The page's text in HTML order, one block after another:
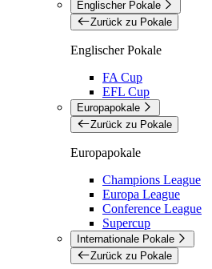
Englischer Pokale
Zurück zu Pokale
Englischer Pokale
FA Cup
EFL Cup
Europapokale
Zurück zu Pokale
Europapokale
Champions League
Europa League
Conference League
Supercup
Internationale Pokale
Zurück zu Pokale